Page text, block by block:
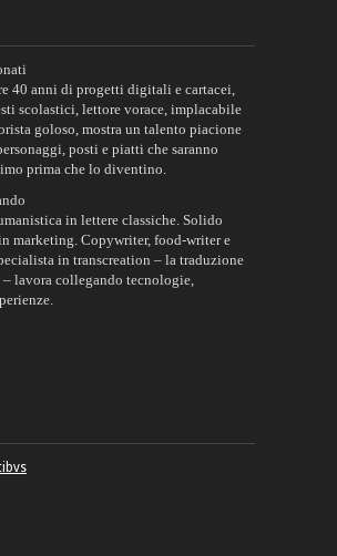
40 anni di progetti digitali e cartacei,
scolastici, lettore vorace, implacabile
goloso, mostra un talento piacione
posti e piatti che saranno
prima che lo diventino.
in lettere classiche. Solido
marketing. Copywriter, food-writer e
in transcreation – la traduzione
lavora collegando tecnologie,